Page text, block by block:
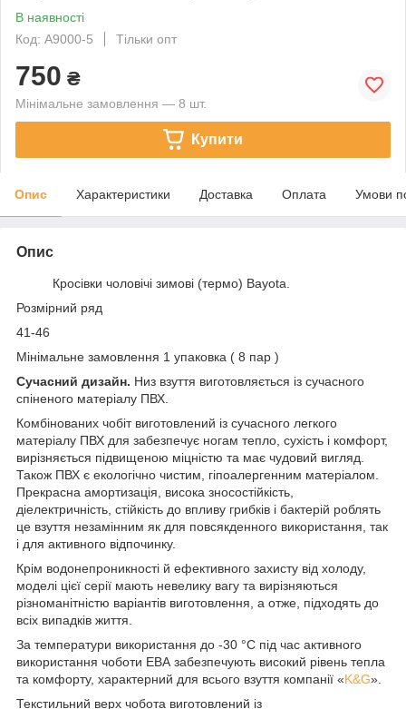
В наявності
Код: A9000-5
Тільки опт
750 ₴
Мінімальне замовлення — 8 шт.
Купити
Опис Характеристики Доставка Оплата Умови
Опис
Кросівки чоловічі зимові (термо) Bayota.
Розмірний ряд
41-46
Мінімальне замовлення 1 упаковка ( 8 пар )
Сучасний дизайн. Низ взуття виготовляється із сучасного
спіненого матеріалу ПВХ.
Комбінованих чобіт виготовлений із сучасного легкого
матеріалу ПВХ для забезпечує ногам тепло, сухість і комфорт,
вирізняється підвищеною міцністю та має чудовий вигляд.
Також ПВХ є екологічно чистим, гіпоалергенним матеріалом.
Прекрасна амортизація, висока зносостійкість,
діелектричність, стійкість до впливу грибків і бактерій роблять
це взуття незамінним як для повсякденного використання, так
і для активного відпочинку.
Крім водонепроникності й ефективного захисту від холоду,
моделі цієї серії мають невелику вагу та вирізняються
різноманітністю варіантів виготовлення, а отже, підходять до
всіх випадків життя.
За температури використання до -30 °C під час активного
використання чоботи ЕВА забезпечують високий рівень тепла
та комфорту, характерний для всього взуття компанії «K&G».
Текстильний верх чобота виготовлений із